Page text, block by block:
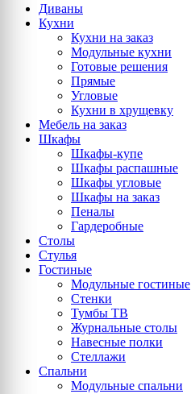
Диваны
Кухни
Кухни на заказ
Модульные кухни
Готовые решения
Прямые
Угловые
Кухни в хрущевку
Мебель на заказ
Шкафы
Шкафы-купе
Шкафы распашные
Шкафы угловые
Шкафы на заказ
Пеналы
Гардеробные
Столы
Стулья
Гостиные
Модульные гостиные
Стенки
Тумбы ТВ
Журнальные столы
Навесные полки
Стеллажи
Спальни
Модульные спальни